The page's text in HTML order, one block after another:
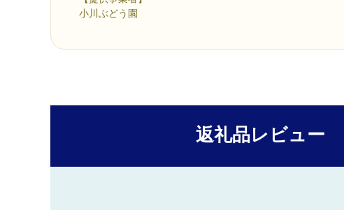
小川ぶどう園
返礼品レビュー